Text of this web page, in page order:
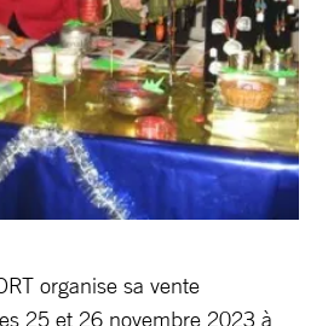
organise sa vente
25 et 26 novembre 2023 à